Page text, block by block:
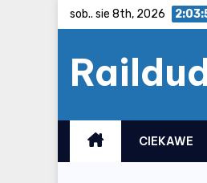
sob.. sie 8th, 2026
CIEKAWE